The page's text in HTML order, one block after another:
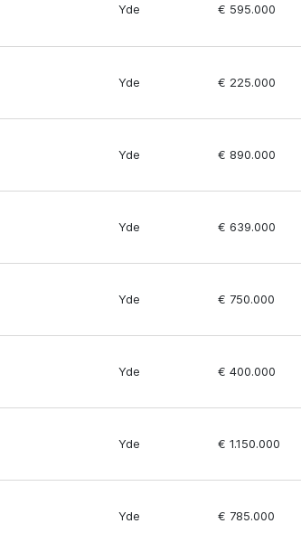
Yde € 595.000
Yde € 225.000
Yde € 890.000
Yde € 639.000
Yde € 750.000
Yde € 400.000
Yde € 1.150.000
Yde € 785.000